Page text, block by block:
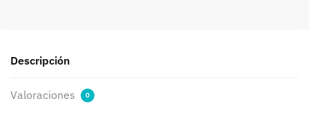
bs014la
cantidad
Descripción
Valoraciones 0